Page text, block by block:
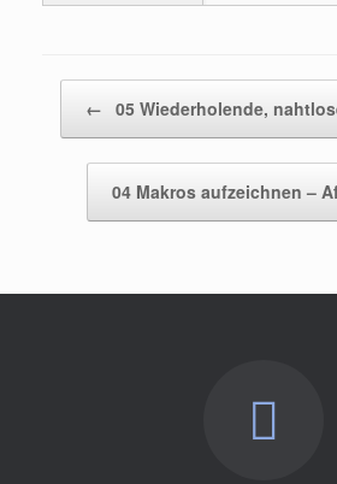
← 05 Wiederholende,
04 Makros aufzeichnen –